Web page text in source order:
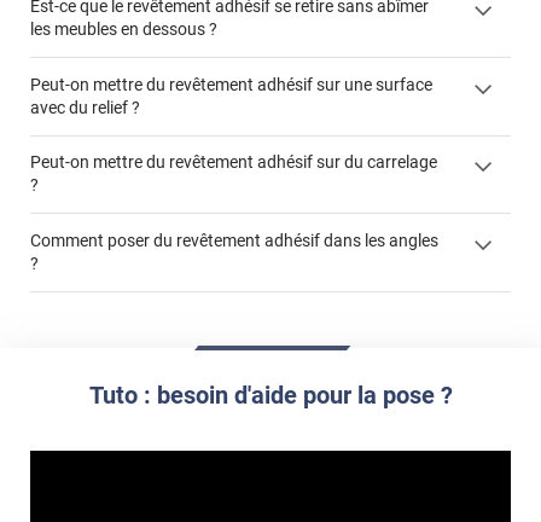
Est-ce que le revêtement adhésif se retire sans abîmer
les meubles en dessous ?
colle
Peut-on mettre du revêtement adhésif sur une surface
avec du relief ?
Peut-on mettre du revêtement adhésif sur du carrelage
?
Commander à la taille des carreaux et réappliquer un joint
propre par dessus
Comment poser du revêtement adhésif dans les angles
?
Tuto : besoin d'aide pour la pose ?